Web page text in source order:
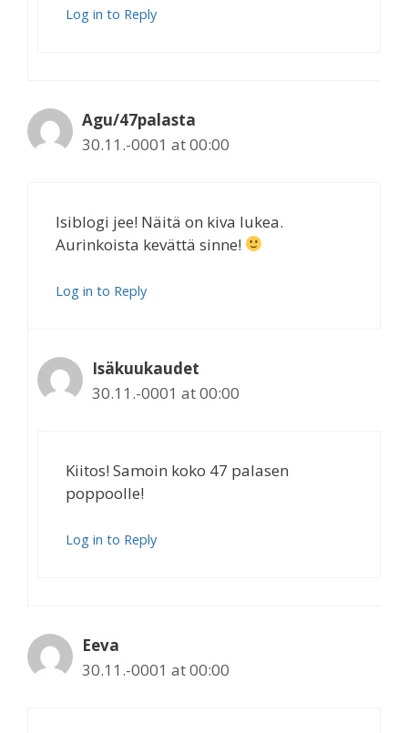
Log in to Reply
Agu/47palasta
30.11.-0001 at 00:00
Isiblogi jee! Näitä on kiva lukea.
Aurinkoista kevättä sinne!
Log in to Reply
Isäkuukaudet
30.11.-0001 at 00:00
Kiitos! Samoin koko 47 palasen
poppoolle!
Log in to Reply
Eeva
30.11.-0001 at 00:00